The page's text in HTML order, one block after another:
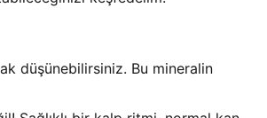
düşünebilirsiniz. Bu mineralin